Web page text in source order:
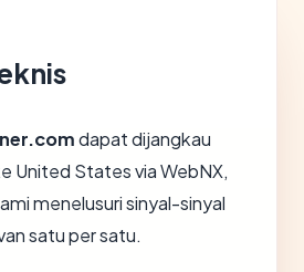
dapat dijangkau
United States via WebNX,
menelusuri sinyal-sinyal
satu per satu.